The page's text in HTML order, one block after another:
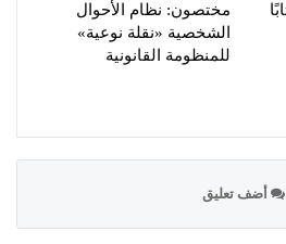
مختصون: نظام الأحوال
الشخصية «نقلة نوعية»
للمنظومة القانونية
أضف تعليق